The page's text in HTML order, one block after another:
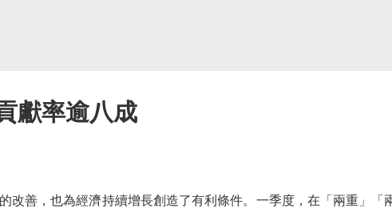
獻率逾八成
，也為經濟持續增長創造了有利條件。一季度，在「兩重」「